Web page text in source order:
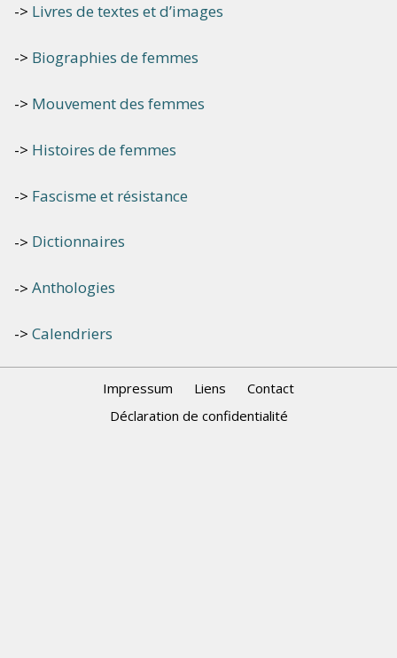
Livres de textes et d’images
Biographies de femmes
Mouvement des femmes
Histoires de femmes
Fascisme et résistance
Dictionnaires
Anthologies
Calendriers
Impressum Liens
Contact
Déclaration de confidentialité